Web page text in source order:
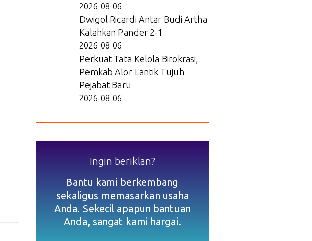
2026-08-06
Dwigol Ricardi Antar Budi Artha
Kalahkan Pander 2-1
2026-08-06
Perkuat Tata Kelola Birokrasi,
Pemkab Alor Lantik Tujuh
Pejabat Baru
2026-08-06
Ingin beriklan?
Bantu kami berkembang
sekaligus memasarkan usaha
Anda. Sekecil apapun bantuan
Anda, sangat kami hargai.